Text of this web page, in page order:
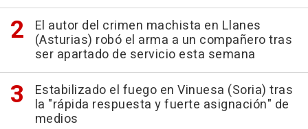
El autor del crimen machista en Llanes
(Asturias) robó el arma a un compañero tras
ser apartado de servicio esta semana
Estabilizado el fuego en Vinuesa (Soria) tras
la "rápida respuesta y fuerte asignación" de
medios